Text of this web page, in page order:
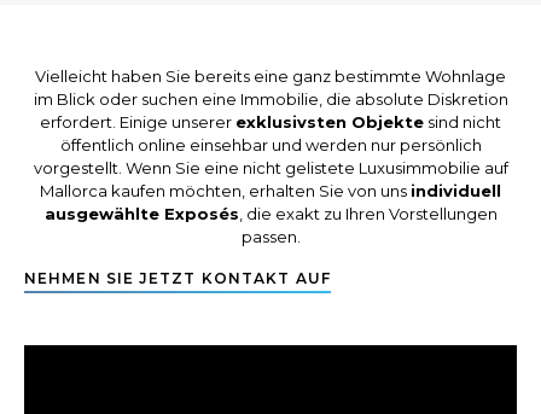
Vielleicht haben Sie bereits eine ganz bestimmte Wohnlage
im Blick oder suchen eine Immobilie, die absolute Diskretion
erfordert. Einige unserer exklusivsten Objekte sind nicht
öffentlich online einsehbar und werden nur persönlich
vorgestellt. Wenn Sie eine nicht gelistete Luxusimmobilie auf
Mallorca kaufen möchten, erhalten Sie von uns individuell
ausgewählte Exposés , die exakt zu Ihren Vorstellungen
passen.
NEHMEN SIE JETZT KONTAKT AUF